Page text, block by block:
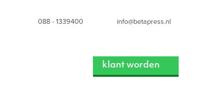
088 - 1339400 info@betapress.nl
klant worden